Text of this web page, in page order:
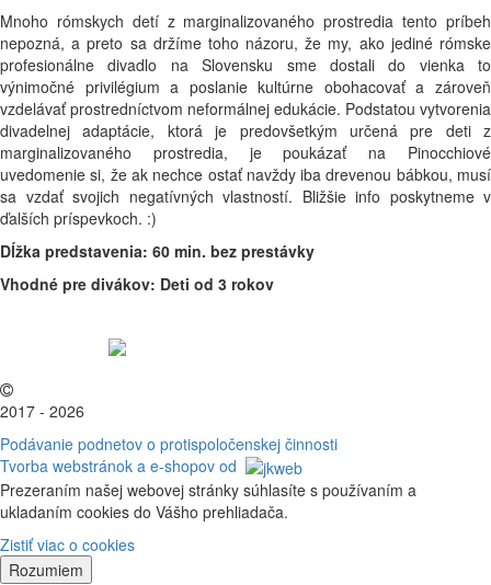
Mnoho rómskych detí z marginalizovaného prostredia tento príbeh
nepozná, a preto sa držíme toho názoru, že my, ako jediné rómske
profesionálne divadlo na Slovensku sme dostali do vienka to
výnimočné privilégium a poslanie kultúrne obohacovať a zároveň
vzdelávať prostredníctvom neformálnej edukácie. Podstatou vytvorenia
divadelnej adaptácie, ktorá je predovšetkým určená pre deti z
marginalizovaného prostredia, je poukázať na Pinocchiové
uvedomenie si, že ak nechce ostať navždy iba drevenou bábkou, musí
sa vzdať svojich negatívných vlastností. Bližšie info poskytneme v
ďalších príspevkoch. :)
Dĺžka predstavenia: 60 min. bez prestávky
Vhodné pre divákov: Deti od 3 rokov
2017 - 2026
Podávanie podnetov o protispoločenskej činnosti
Tvorba webstránok a e-shopov od
Prezeraním našej webovej stránky súhlasíte s používaním a
ukladaním cookies do Vášho prehliadača.
Zistiť viac o cookies
Rozumiem